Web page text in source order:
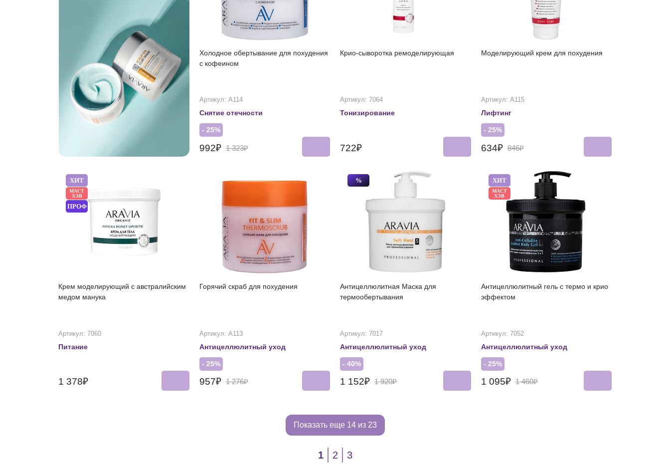
Холодное обертывание для похудения
с кофеином
Артикул: А114
Снятие отечности
- 25%
992₽ 1 323₽
Крио-сыворотка ремоделирующая
Артикул: 7064
Тонизирование
722₽
Моделирующий крем для похудения
Артикул: А115
Лифтинг
- 25%
634₽ 846₽
ХИТ
МАСТ
ХЭВ
ПРОФ
Крем моделирующий с австралийским
медом манука
Артикул: 7060
Питание
1 378₽
Горячий скраб для похудения
Артикул: А113
Антицеллюлитный уход
- 25%
957₽ 1 276₽
%
Антицеллюлитная Маска для
термообертывания
Артикул: 7017
Антицеллюлитный уход
- 40%
1 152₽ 1 920₽
ХИТ
МАСТ
ХЭВ
Антицеллюлитный гель с термо и крио
эффектом
Артикул: 7052
Антицеллюлитный уход
- 25%
1 095₽ 1 460₽
Показать еще 14 из 23
1 2 3